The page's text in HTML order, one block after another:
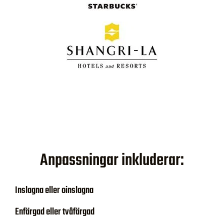
Anpassningar inkluderar:
Inslagna eller oinslagna
Enfärgad eller tvåfärgad